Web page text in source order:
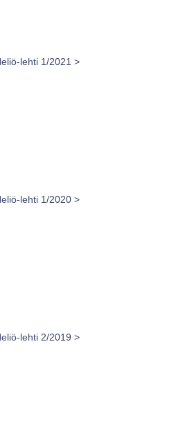
lehti 1/2021 >
lehti 1/2020 >
lehti 2/2019 >